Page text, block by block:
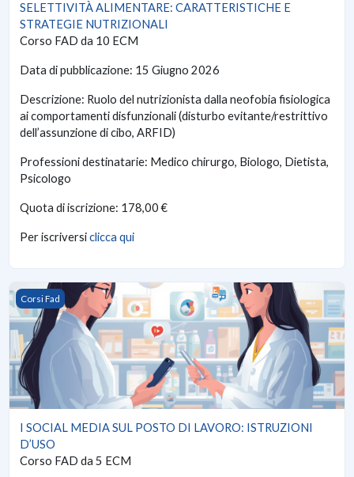
SELETTIVITÀ ALIMENTARE: CARATTERISTICHE E
STRATEGIE NUTRIZIONALI
Corso FAD da 10 ECM
Data di pubblicazione: 15 Giugno 2026
Descrizione: Ruolo del nutrizionista dalla neofobia fisiologica
ai comportamenti disfunzionali (disturbo evitante/restrittivo
dell’assunzione di cibo, ARFID)
Professioni destinatarie: Medico chirurgo, Biologo, Dietista,
Psicologo
Quota di iscrizione: 178,00 €
Per iscriversiclicca qui
I SOCIAL MEDIA SUL POSTO DI LAVORO: ISTRUZIONI D’USO
Corsi Fad
I SOCIAL MEDIA SUL POSTO DI LAVORO: ISTRUZIONI
D’USO
Corso FAD da 5 ECM